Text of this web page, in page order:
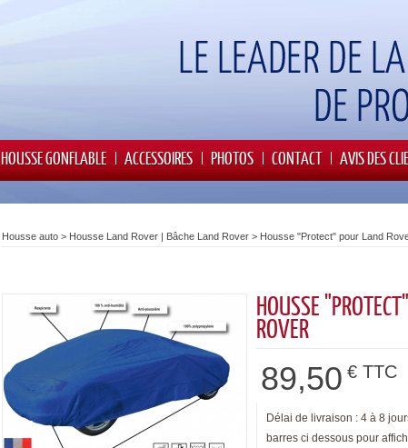
HOUSSE GONFLABLE ACCESSOIRES PHOTOS CONTACT AVIS DES
Housse auto > Housse Land Rover | Bâche Land Rover > Housse "Protect" pour Land
HOUSSE
ROVER
89,50 € TTC
Délai de livraison : 4 à 8
barres ci dessous pour